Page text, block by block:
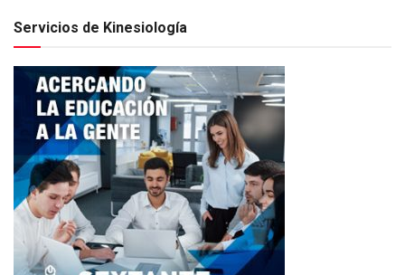
Servicios de Kinesiología